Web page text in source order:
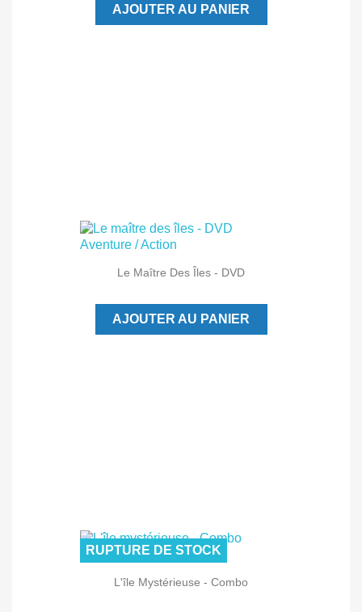
AJOUTER AU PANIER
Le Maître Des Îles - DVD
AJOUTER AU PANIER
L'île Mystérieuse - Combo
RUPTURE DE STOCK